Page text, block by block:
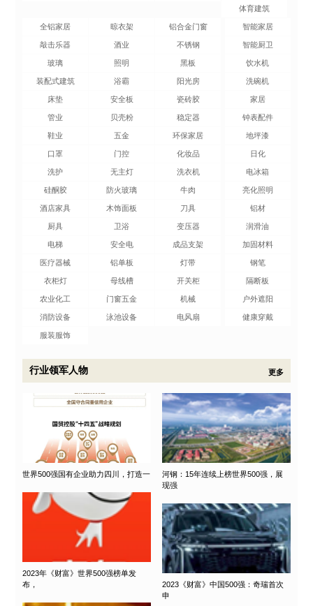
体育建筑
全铝家居 晾衣架 智能家居
铝合金门窗
敲击乐器 酒业 智能厨卫
不锈钢
玻璃 照明 饮水机
黑板
装配式建筑 浴霸 洗碗机
阳光房
床垫 安全板 家居
瓷砖胶
管业 贝壳粉 钟表配件
稳定器
鞋业 五金 地坪漆
环保家居
口罩 门控 日化
化妆品
洗护 无主灯 电冰箱
洗衣机
硅酮胶 防火玻璃 亮化照明
牛肉
酒店家具 木饰面板 铝材
刀具
厨具 卫浴 润滑油
变压器
电梯 安全电 加固材料
成品支架
医疗器械 铝单板 钢笔
灯带
衣柜灯 母线槽 隔断板
开关柜
农业化工 门窗五金 户外遮阳
机械
消防设备 泳池设备 健康穿戴
电风扇
服装服饰
行业领军人物 更多
世界500强国有企业助力四川，打造一
河钢：15年连续上榜世界500强，展
现强
2023年《财富》世界500强榜单发
布，
2023《财富》中国500强：奇瑞首次
申